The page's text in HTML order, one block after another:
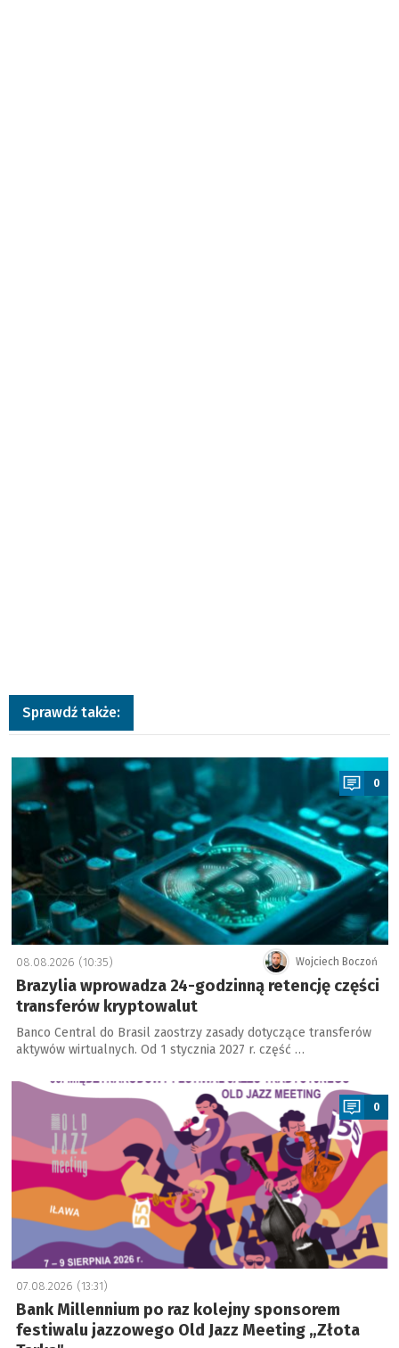
Sprawdź także:
a
0
Wojciech Boczoń
08.08.2026 (10:35)
Brazylia wprowadza 24-godzinną retencję części
transferów kryptowalut
Banco Central do Brasil zaostrzy zasady dotyczące transferów
aktywów wirtualnych. Od 1 stycznia 2027 r. część …
a
0
07.08.2026 (13:31)
Bank Millennium po raz kolejny sponsorem
festiwalu jazzowego Old Jazz Meeting „Złota